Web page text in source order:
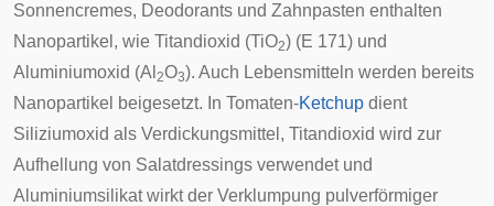
Sonnencremes, Deodorants und Zahnpasten enthalten
Nanopartikel, wie Titandioxid (TiO2) (E 171) und
Aluminiumoxid (Al 2O3). Auch Lebensmitteln werden bereits
Nanopartikel beigesetzt. In Tomaten-Ketchup dient
Siliziumoxid als Verdickungsmittel, Titandioxid wird zur
Aufhellung von Salatdressings verwendet und
Aluminiumsilikat wirkt der Verklumpung pulverförmiger